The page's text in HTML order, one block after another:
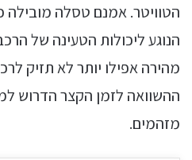
הטוויטר. אמנם טסלה
הנוגע ליכולות הטעינה של
מהירה אפילו יותר לא תזיק
ההשוואה לזמן הקצר הדרוש
מזהמים.